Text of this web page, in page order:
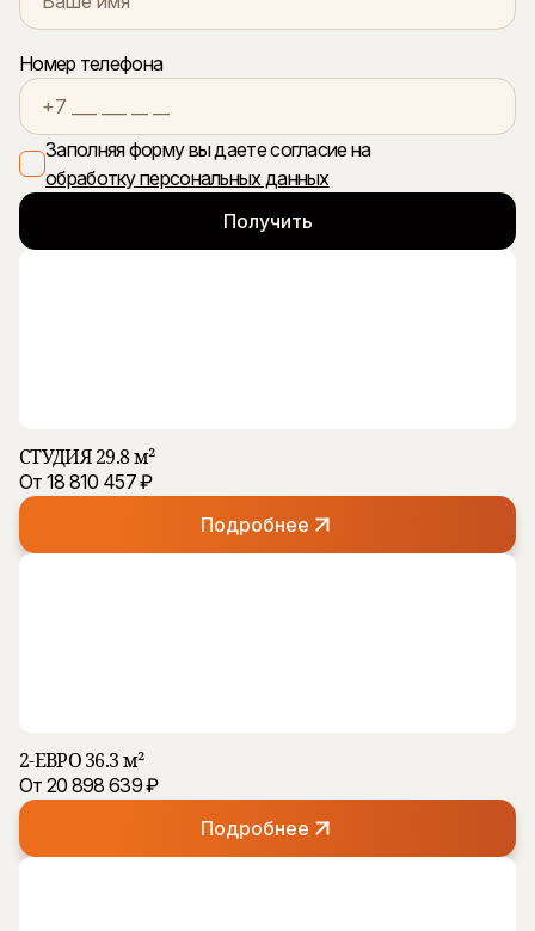
Номер телефона
Заполняя форму вы даете согласие на
обработку персональных данных
СТУДИЯ 29.8 м²
От 18 810 457 ₽
Подробнее
2-ЕВРО 36.3 м²
От 20 898 639 ₽
Подробнее